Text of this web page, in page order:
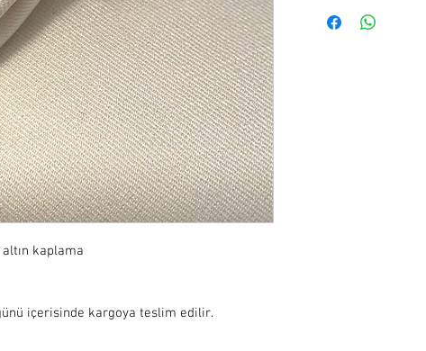
kaplama
içerisinde kargoya teslim edilir.